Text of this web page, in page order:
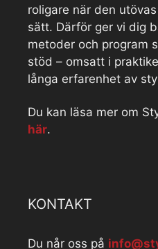
roligare när den
sätt. Därför ger vi dig
metoder och program
stöd – omsatt i
långa erfarenhet av
Du kan läsa mer om
här.
KONTAKT
Du når oss på